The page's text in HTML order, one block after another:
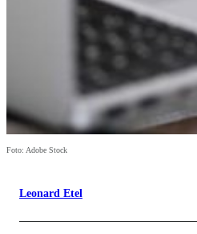
Foto: Adobe Stock
Leonard Etel